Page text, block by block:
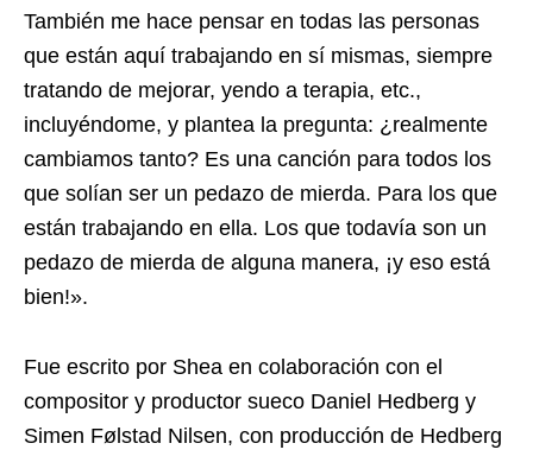
También me hace pensar en todas las personas
que están aquí trabajando en sí mismas, siempre
tratando de mejorar, yendo a terapia, etc.,
incluyéndome, y plantea la pregunta: ¿realmente
cambiamos tanto? Es una canción para todos los
que solían ser un pedazo de mierda. Para los que
están trabajando en ella. Los que todavía son un
pedazo de mierda de alguna manera, ¡y eso está
bien!».
Fue escrito por Shea en colaboración con el
compositor y productor sueco Daniel Hedberg y
Simen Følstad Nilsen, con producción de Hedberg